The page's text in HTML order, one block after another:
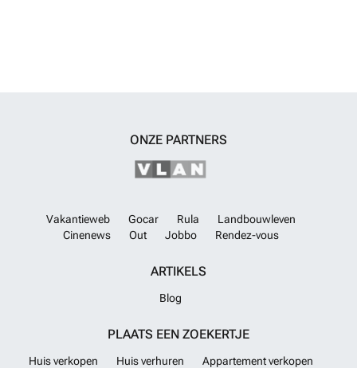
ONZE PARTNERS
Vakantieweb Gocar Rula
Landbouwleven
Cinenews
Out Jobbo Rendez-vous
ARTIKELS
Blog
PLAATS EEN ZOEKERTJE
Huis verkopen Huis verhuren
Appartement verkopen